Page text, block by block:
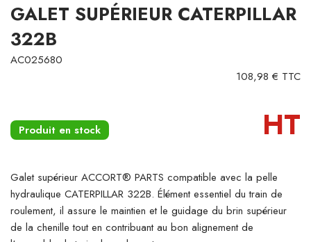
GALET SUPÉRIEUR CATERPILLAR
322B
AC025680
108,98 € TTC
Produit en stock HT
Galet supérieur ACCORT® PARTS compatible avec la pelle
hydraulique CATERPILLAR 322B. Élément essentiel du train de
roulement, il assure le maintien et le guidage du brin supérieur
de la chenille tout en contribuant au bon alignement de